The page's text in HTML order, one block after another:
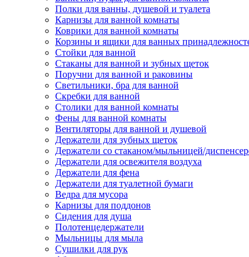
Полки для ванны, душевой и туалета
Карнизы для ванной комнаты
Коврики для ванной комнаты
Корзины и ящики для ванных
Стойки для ванной
Стаканы для ванной и зубных щеток
Поручни для ванной и раковины
Светильники, бра для ванной
Скребки для ванной
Столики для ванной комнаты
Фены для ванной комнаты
Вентиляторы для ванной и душевой
Держатели для зубных щеток
Держатели со стаканом/мыльницей/
Держатели для освежителя воздуха
Держатели для фена
Держатели для туалетной бумаги
Ведра для мусора
Карнизы для поддонов
Сидения для душа
Полотенцедержатели
Мыльницы для мыла
Сушилки для рук